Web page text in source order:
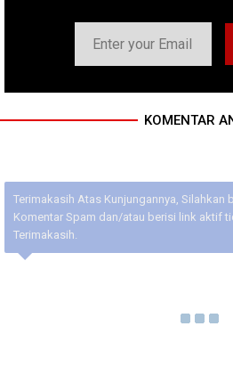
KOMENTAR
Terimakasih Atas Kunjungannya, Silahkan
Komentar Spam dan/atau berisi link aktif
Terimakasih.